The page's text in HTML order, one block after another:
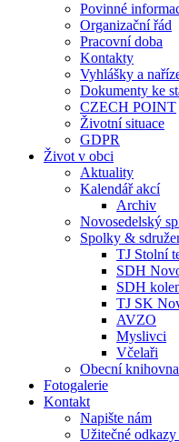
Povinné
Organizační řád
Pracovní doba
Kontakty
Vyhlášky a
Dokumenty ke
CZECH POINT
Životní situace
GDPR
Život v obci
Aktuality
Kalendář akcí
Archiv
Novosedelský
Spolky &
TJ Stolní
SDH
SDH
TJ SK
AVZO
Myslivci
Včelaři
Obecní knihovna
Fotogalerie
Kontakt
Napište nám
Užitečné odkazy